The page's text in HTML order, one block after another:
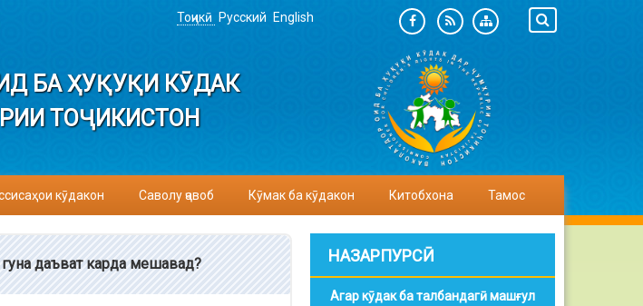
Тоҷикӣ Русский English
БА ҲУҚУҚИ КӮДАК
ТОҶИКИСТОН
кӯдакон Саволу ҷавоб Кӯмак ба кӯдакон Китобхона Тамос
даъват карда мешавад? НАЗАРПУРСӢ
Агар кӯдак ба талбандагӣ машғул